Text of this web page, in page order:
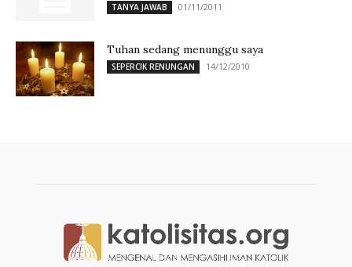
TANYA JAWAB 01/11/2011
Tuhan sedang menunggu saya
SEPERCIK RENUNGAN 14/12/2010